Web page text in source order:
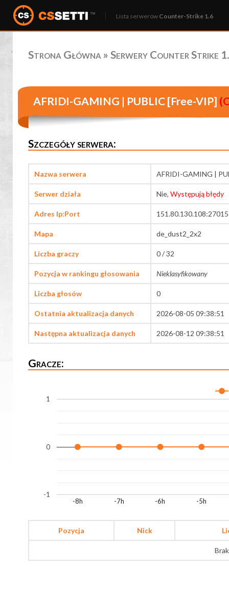
Lista serwerów Counter-Strike 1.6
Strona Główna » Serwery Counter Strike
AFRIDI-GAMING | PUBLIC [Free-VIP]
Szczegóły serwera:
Nazwa serwera AFRIDI-GAMING |
Serwer działa Nie, Występują błędy
Adres Ip:Port 151.80.130.108:27015
Mapa de_dust2_2x2
Liczba graczy 0 / 32
Pozycja w rankingu głosowania Nieklasyfikowany
Liczba głosów 0
Ostatnia aktualizacja danych 2026-08-05 09:38:51
Następna aktualizacja danych 2026-08-12 09:38:51
Gracze:
-8h -7h -6h -5h
-1
0
1
Pozycja Nick